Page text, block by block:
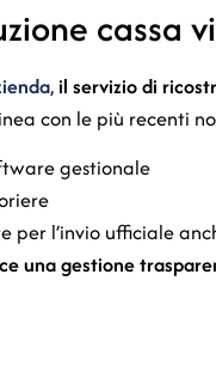
cassa
,il servizio di
con le più recenti
gestionale
l’invio ufficiale
una gestione